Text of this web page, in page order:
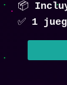
📦
✅ 1